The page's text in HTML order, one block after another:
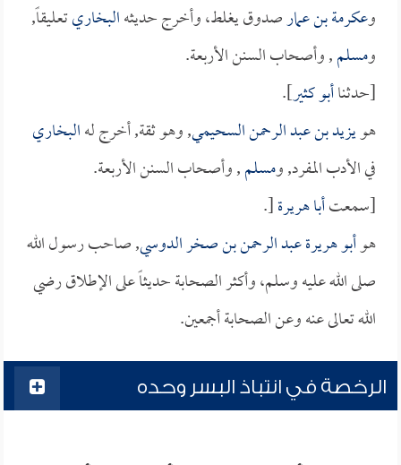
وعكرمة بن عمارصدوق يغلط، وأخرج حديثهالبخاريتعليقاً,
ومسلم, وأصحاب السنن الأربعة.
[حدثناأبو كثير].
هويزيد بن عبد الرحمن السحيمي, وهو ثقة, أخرج لهالبخاري
في الأدب المفرد, ومسلم, وأصحاب السنن الأربعة.
[سمعتأبا هريرة[.
هوأبو هريرة عبد الرحمن بن صخر الدوسي, صاحب رسول الله
صلى الله عليه وسلم، وأكثر الصحابة حديثاً على الإطلاق رضي
الله تعالى عنه وعن الصحابة أجمعين.
الرخصة في انتباذ البسر وحده